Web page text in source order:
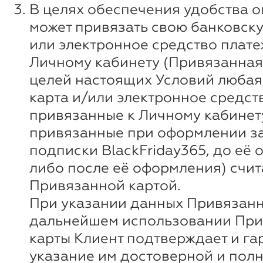
В целях обеспечения удобства
может привязать свою
или электронное средство
Личному кабинету
целей настоящих Условий
карта и/или электронное
привязанные к Личному
привязанные при оформлении
подписки BlackFriday365, до её
либо после её оформления)
Привязанной картой.
При указании данных
дальнейшем использовании
карты Клиент подтверждает и
указание им достоверной и